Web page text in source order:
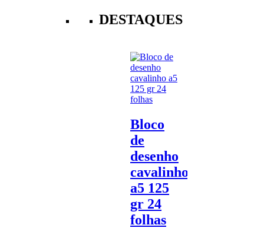
DESTAQUES
Bloco
de
desenho
cavalinho
a5 125
gr 24
folhas